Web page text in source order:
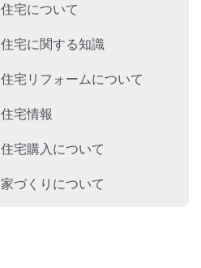
住宅について
住宅に関する知識
住宅リフォームについて
住宅情報
住宅購入について
家づくりについて